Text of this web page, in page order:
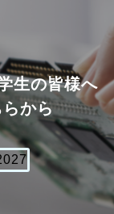
生の皆様へ
から